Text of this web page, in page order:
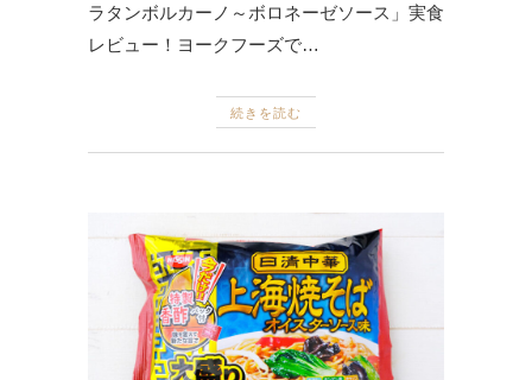
ラタンボルカーノ～ボロネーゼソース」実食
レビュー！ヨークフーズで…
続きを読む